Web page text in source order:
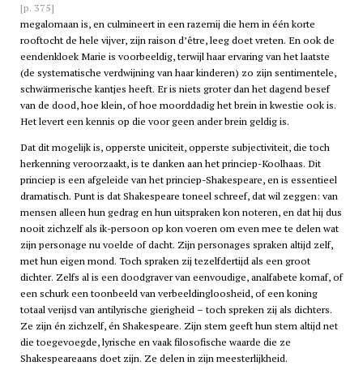
[p. 375]
megalomaan is, en culmineert in een razernij die hem in één korte
rooftocht de hele vijver, zijn raison d’être, leeg doet vreten. En ook de
eendenkloek Marie is voorbeeldig, terwijl haar ervaring van het laatste
(de systematische verdwijning van haar kinderen) zo zijn sentimentele,
schwärmerische kantjes heeft. Er is niets groter dan het dagend besef
van de dood, hoe klein, of hoe moorddadig het brein in kwestie ook is.
Het levert een kennis op die voor geen ander brein geldig is.
Dat dit mogelijk is, opperste uniciteit, opperste subjectiviteit, die toch
herkenning veroorzaakt, is te danken aan het princiep-Koolhaas. Dit
princiep is een afgeleide van het princiep-Shakespeare, en is essentieel
dramatisch. Punt is dat Shakespeare toneel schreef, dat wil zeggen: van
mensen alleen hun gedrag en hun uitspraken kon noteren, en dat hij dus
nooit zichzelf als ik-persoon op kon voeren om even mee te delen wat
zijn personage nu voelde of dacht. Zijn personages spraken altijd zelf,
met hun eigen mond. Toch spraken zij tezelfdertijd als een groot
dichter. Zelfs al is een doodgraver van eenvoudige, analfabete komaf, of
een schurk een toonbeeld van verbeeldingloosheid, of een koning
totaal verijsd van antilyrische gierigheid – toch spreken zij als dichters.
Ze zijn én zichzelf, én Shakespeare. Zijn stem geeft hun stem altijd net
die toegevoegde, lyrische en vaak filosofische waarde die ze
Shakespeareaans doet zijn. Ze delen in zijn meesterlijkheid.